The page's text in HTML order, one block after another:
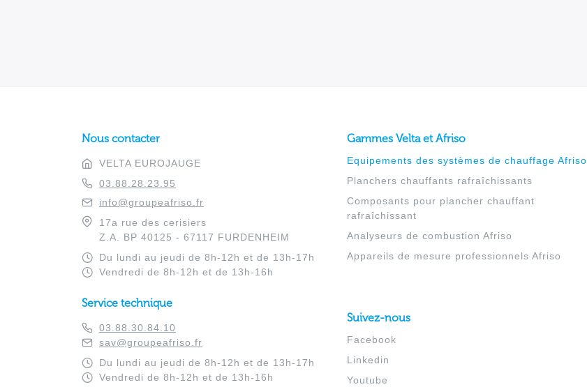
Nous contacter
VELTA EUROJAUGE
03.88.28.23.95
info@groupeafriso.fr
17a rue des cerisiers
Z.A. BP 40125 - 67117 FURDENHEIM
Du lundi au jeudi de 8h-12h et de 13h-17h
Vendredi de 8h-12h et de 13h-16h
Service technique
03.88.30.84.10
sav@groupeafriso.fr
Du lundi au jeudi de 8h-12h et de 13h-17h
Vendredi de 8h-12h et de 13h-16h
Gammes Velta et Afriso
Equipements des systèmes de chauffage Afriso
Planchers chauffants rafraîchissants
Composants pour plancher chauffant
rafraîchissant
Analyseurs de combustion Afriso
Appareils de mesure professionnels Afriso
Suivez-nous
Facebook
Linkedin
Youtube